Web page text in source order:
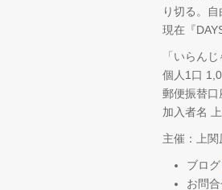
り切る。自
現在『
「いらん
個人1口
郵便振替
加入者名
主催：上関
ブログ
お問合